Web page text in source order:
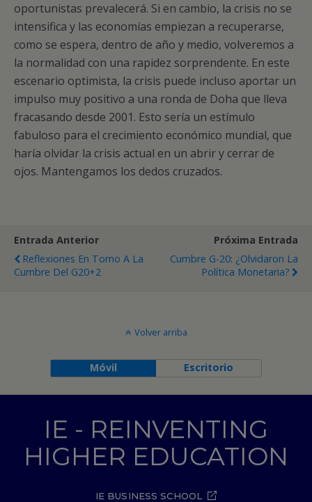
oportunistas prevalecerá. Si en cambio, la crisis no se
intensifica y las economías empiezan a recuperarse,
como se espera, dentro de año y medio, volveremos a
la normalidad con una rapidez sorprendente. En este
escenario optimista, la crisis puede incluso aportar un
impulso muy positivo a una ronda de Doha que lleva
fracasando desde 2001. Esto sería un estímulo
fabuloso para el crecimiento económico mundial, que
haría olvidar la crisis actual en un abrir y cerrar de
ojos. Mantengamos los dedos cruzados.
Entrada Anterior
Reflexiones En Torno A La
Cumbre Del G20+2
Próxima Entrada
Cumbre G-20: ¿olvidaron La
Política Monetaria?
Volver arriba
Móvil Escritorio
IE - REINVENTING
HIGHER EDUCATION
IE BUSINESS SCHOOL